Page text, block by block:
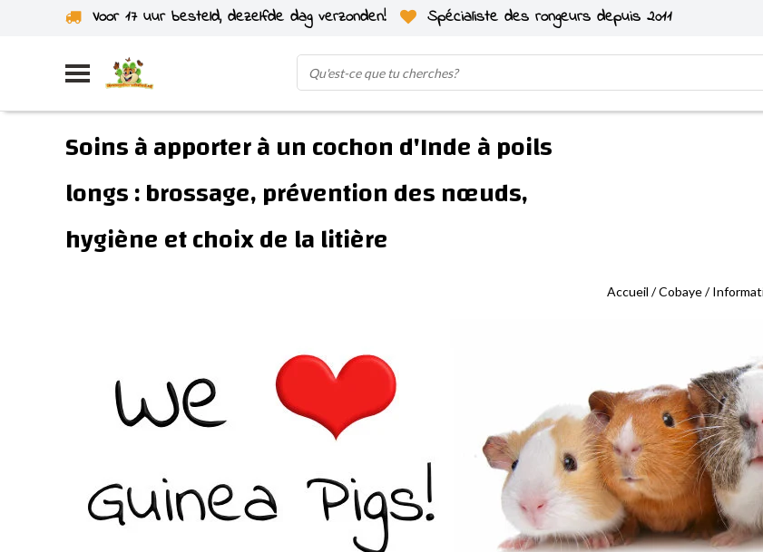
Voor 17 uur besteld, dezelfde dag verzonden!
Spécialiste des rongeurs depuis 2011
Expédié depuis notre propre stock
Soins à apporter à un cochon d'Inde à poils
longs : brossage, prévention des nœuds,
hygiène et choix de la litière
Accueil /Cobaye/